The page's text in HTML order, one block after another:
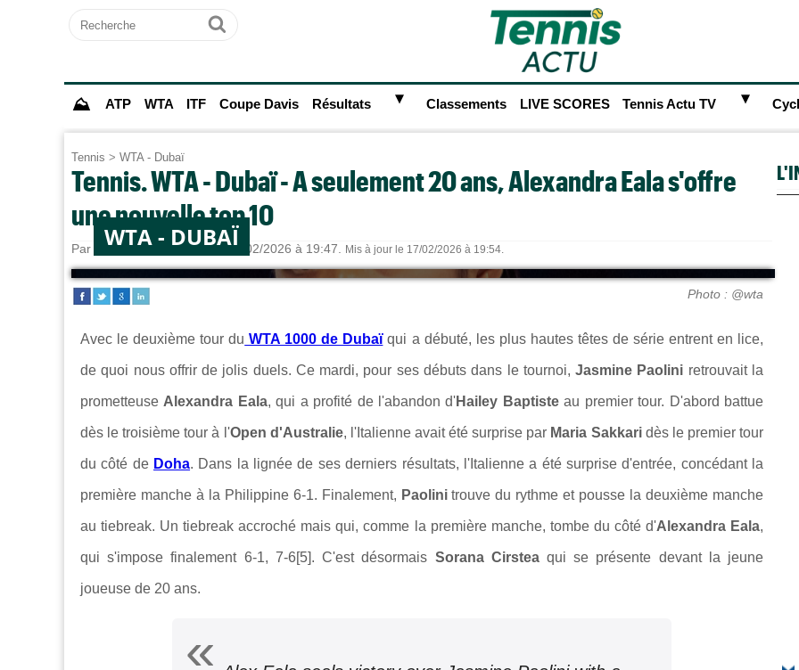
Recherche
Ok
⛰ ATP WTA ITF Coupe Davis Résultats ► Classements LIVE SCORES Tennis Actu TV ►
Tennis > WTA - Dubaï
Tennis. WTA - Dubaï - A seulement 20 ans, Alexandra Eala s'offre
une nouvelle top 10
Par Sebastien CLAUDEle 17/02/2026 à 19:47. Mis à jour le 17/02/2026 à 19:54.
WTA - DUBAÏ
Photo : @wta
Avec le deuxième tour du WTA 1000 de Dubaï qui a débuté, les plus hautes têtes de série entrent en lice,
de quoi nous offrir de jolis duels. Ce mardi, pour ses débuts dans le tournoi,Jasmine Paolini retrouvait la
prometteuse Alexandra Eala, qui a profité de l'abandon d'Hailey Baptisteau premier tour. D'abord battue
dès le troisième tour à l'Open d'Australie, l'Italienne avait été surprise par Maria Sakkaridès le premier tour
du côté de Doha. Dans la lignée de ses derniers résultats, l'Italienne a été surprise d'entrée, concédant la
première manche à la Philippine 6-1. Finalement, Paolinitrouve du rythme et pousse la deuxième manche
au tiebreak. Un tiebreak accroché mais qui, comme la première manche, tombe du côté d'Alexandra Eala,
qui s'impose finalement 6-1, 7-6[5]. C'est désormais Sorana Cirstea qui se présente devant la jeune
joueuse de 20 ans.